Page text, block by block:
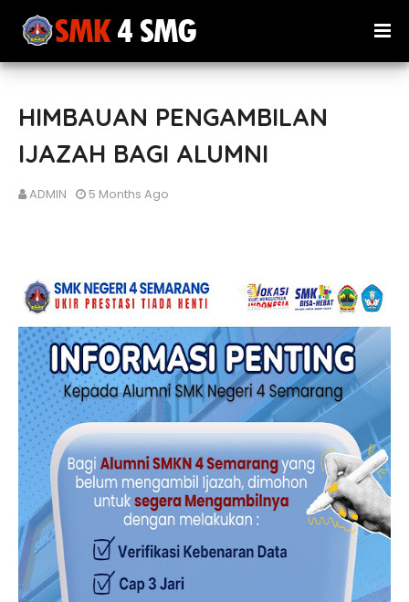
HIMBAUAN PENGAMBILAN
IJAZAH BAGI ALUMNI
ADMIN 5 Months Ago